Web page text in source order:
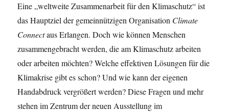
Eine „weltweite Zusammenarbeit für den Klimaschutz“ ist
das Hauptziel der gemeinnützigen Organisation Climate
Connectaus Erlangen. Doch wie können Menschen
zusammengebracht werden, die am Klimaschutz arbeiten
oder arbeiten möchten? Welche effektiven Lösungen für die
Klimakrise gibt es schon? Und wie kann der eigenen
Handabdruck vergrößert werden? Diese Fragen und mehr
stehen im Zentrum der neuen Ausstellung im